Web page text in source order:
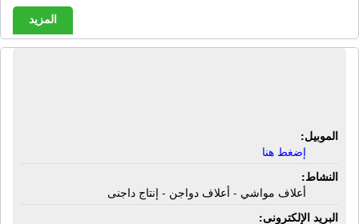
المزيد
الموبيل:
إضغط هنا
النشاط:
أعلاف مواشي - أعلاف دواجن - إنتاج داجنى
البريد الإلكترونى: